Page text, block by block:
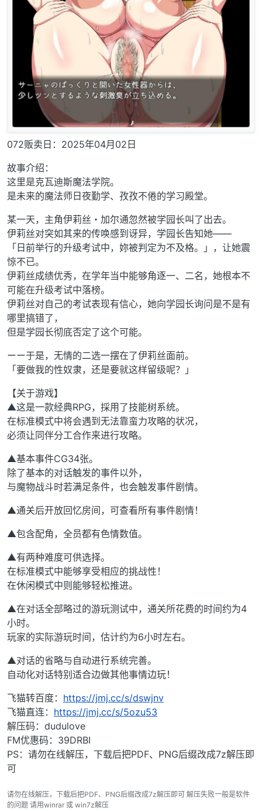
072贩卖日：2025年04月02日
故事介绍：
这里是克瓦迪斯魔法学院。
是未来的魔法师日夜勤学、孜孜不倦的学习殿堂。
某一天，主角伊莉丝・加尔通忽然被学园长叫了出去。
伊莉丝对突如其来的传唤感到讶异，学园长告知她——
「日前举行的升级考试中，妳被判定为不及格。」，让她震
惊不已。
伊莉丝成绩优秀，在学年当中能够角逐一、二名，她根本不
可能在升级考试中落榜。
伊莉丝对自己的考试表现有信心，她向学园长询问是不是有
哪里搞错了，
但是学园长彻底否定了这个可能。
ーー于是，无情的二选一摆在了伊莉丝面前。
「要做我的性奴隶，还是要就这样留级呢？」
【关于游戏】
▲这是一款经典RPG，採用了技能树系统。
在标准模式中将会遇到无法靠蛮力攻略的状况，
必须让同伴分工合作来进行攻略。
▲基本事件CG34张。
除了基本的对话触发的事件以外，
与魔物战斗时若满足条件，也会触发事件剧情。
▲通关后开放回忆房间，可查看所有事件剧情！
▲包含配角，全员都有色情数值。
▲有两种难度可供选择。
在标准模式中能够享受相应的挑战性！
在休闲模式中则能够轻松推进。
▲在对话全部略过的游玩测试中，通关所花费的时间约为4
小时。
玩家的实际游玩时间，估计约为6小时左右。
▲对话的省略与自动进行系统完善。
自动化对话特别适合边做其他事情边玩！
飞猫转百度： https://jmj.cc/s/dswjnv
飞猫直连： https://jmj.cc/s/5ozu53
解压码：dudulove
FM优惠码：39DRBI
PS：请勿在线解压，下载后把PDF、PNG后缀改成7z解压即
可
请勿在线解压，下载后把PDF、PNG后缀改成7z解压即可 解压失败一般是软件
的问题 请用winrar 或 win7z解压